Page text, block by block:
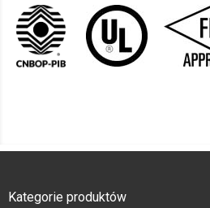
Kategorie produktów